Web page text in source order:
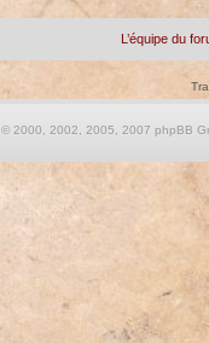
L’équipe du
© 2000, 2002, 2005, 2007 phpBB